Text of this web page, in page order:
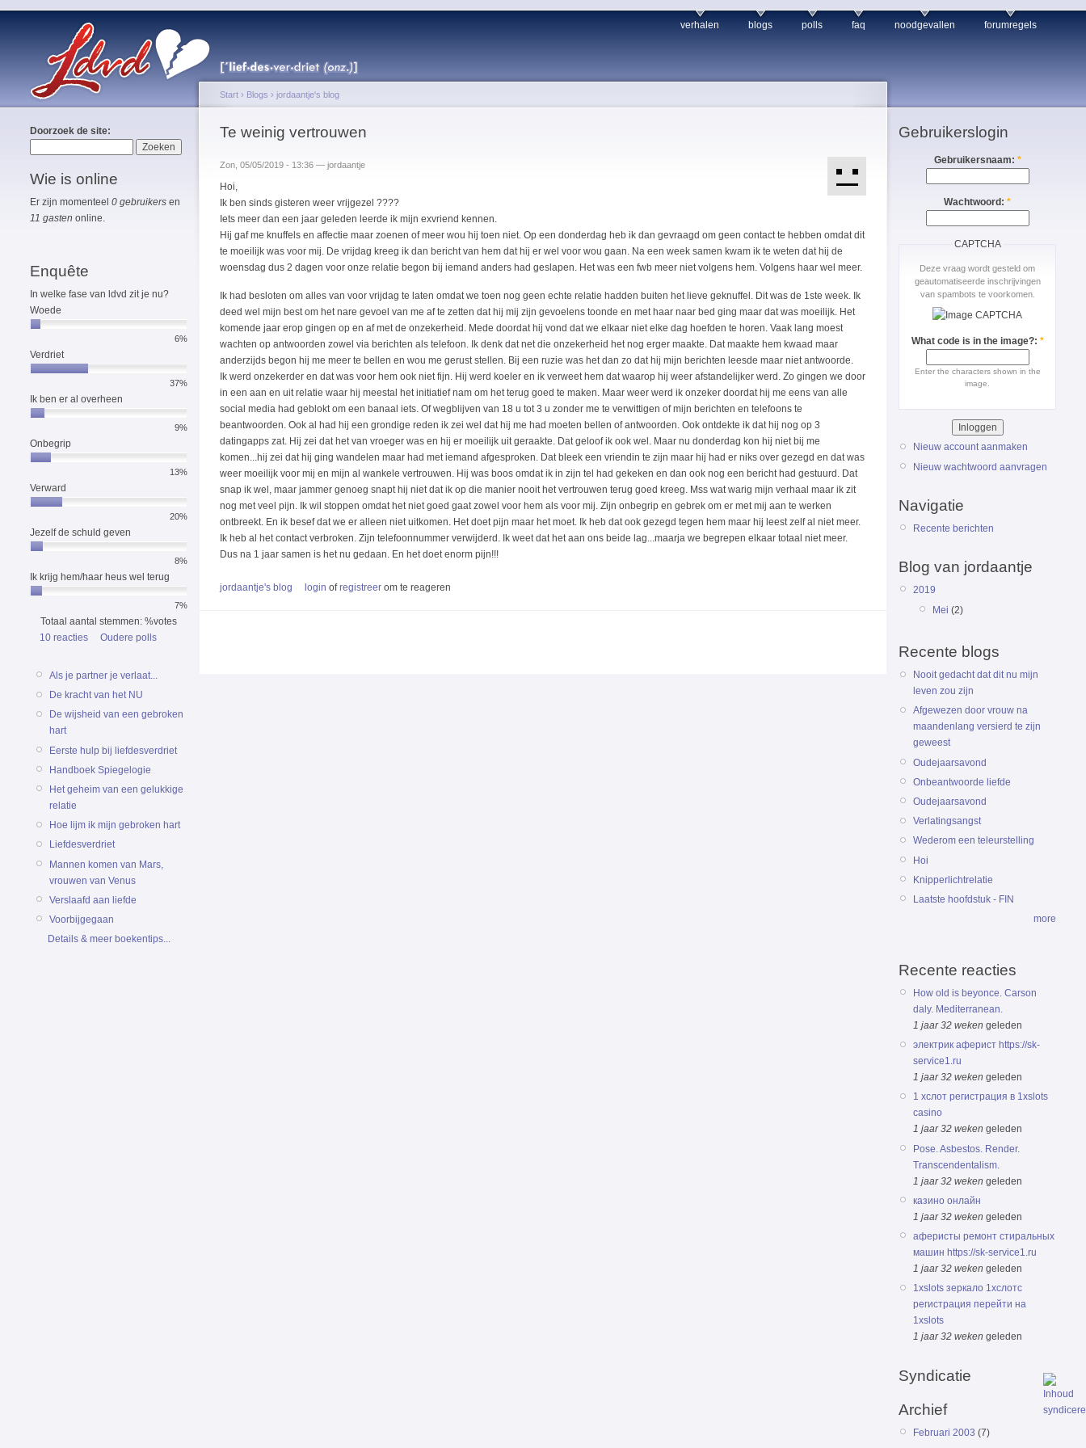
verhalen blogs polls faq noodgevallen forumregels
Doorzoek de site:
Wie is online
Er zijn momenteel 0 gebruikers en
11 gasten online.
Enquête
In welke fase van ldvd zit je nu?
Woede
6%
Verdriet
37%
Ik ben er al overheen
9%
Onbegrip
13%
Verward
20%
Jezelf de schuld geven
8%
Ik krijg hem/haar heus wel terug
7%
Totaal aantal stemmen: %votes
10 reacties
Oudere polls
Als je partner je verlaat...
De kracht van het NU
De wijsheid van een gebroken
hart
Eerste hulp bij liefdesverdriet
Handboek Spiegelogie
Het geheim van een gelukkige
relatie
Hoe lijm ik mijn gebroken hart
Liefdesverdriet
Mannen komen van Mars,
vrouwen van Venus
Verslaafd aan liefde
Voorbijgegaan
Details & meer boekentips...
Start › Blogs › jordaantje's blog
Te weinig vertrouwen
Zon, 05/05/2019 - 13:36 — jordaantje
Hoi,
Ik ben sinds gisteren weer vrijgezel ????
Iets meer dan een jaar geleden leerde ik mijn exvriend kennen.
Hij gaf me knuffels en affectie maar zoenen of meer wou hij toen niet. Op een donderdag heb ik dan gevraagd om geen contact te hebben omdat dit
te moeilijk was voor mij. De vrijdag kreeg ik dan bericht van hem dat hij er wel voor wou gaan. Na een week samen kwam ik te weten dat hij de
woensdag dus 2 dagen voor onze relatie begon bij iemand anders had geslapen. Het was een fwb meer niet volgens hem. Volgens haar wel meer.
Ik had besloten om alles van voor vrijdag te laten omdat we toen nog geen echte relatie hadden buiten het lieve geknuffel. Dit was de 1ste week. Ik
deed wel mijn best om het nare gevoel van me af te zetten dat hij mij zijn gevoelens toonde en met haar naar bed ging maar dat was moeilijk. Het
komende jaar erop gingen op en af met de onzekerheid. Mede doordat hij vond dat we elkaar niet elke dag hoefden te horen. Vaak lang moest
wachten op antwoorden zowel via berichten als telefoon. Ik denk dat net die onzekerheid het nog erger maakte. Dat maakte hem kwaad maar
anderzijds begon hij me meer te bellen en wou me gerust stellen. Bij een ruzie was het dan zo dat hij mijn berichten leesde maar niet antwoorde.
Ik werd onzekerder en dat was voor hem ook niet fijn. Hij werd koeler en ik verweet hem dat waarop hij weer afstandelijker werd. Zo gingen we door
in een aan en uit relatie waar hij meestal het initiatief nam om het terug goed te maken. Maar weer werd ik onzeker doordat hij me eens van alle
social media had geblokt om een banaal iets. Of wegblijven van 18 u tot 3 u zonder me te verwittigen of mijn berichten en telefoons te
beantwoorden. Ook al had hij een grondige reden ik zei wel dat hij me had moeten bellen of antwoorden. Ook ontdekte ik dat hij nog op 3
datingapps zat. Hij zei dat het van vroeger was en hij er moeilijk uit geraakte. Dat geloof ik ook wel. Maar nu donderdag kon hij niet bij me
komen...hij zei dat hij ging wandelen maar had met iemand afgesproken. Dat bleek een vriendin te zijn maar hij had er niks over gezegd en dat was
weer moeilijk voor mij en mijn al wankele vertrouwen. Hij was boos omdat ik in zijn tel had gekeken en dan ook nog een bericht had gestuurd. Dat
snap ik wel, maar jammer genoeg snapt hij niet dat ik op die manier nooit het vertrouwen terug goed kreeg. Mss wat warig mijn verhaal maar ik zit
nog met veel pijn. Ik wil stoppen omdat het niet goed gaat zowel voor hem als voor mij. Zijn onbegrip en gebrek om er met mij aan te werken
ontbreekt. En ik besef dat we er alleen niet uitkomen. Het doet pijn maar het moet. Ik heb dat ook gezegd tegen hem maar hij leest zelf al niet meer.
Ik heb al het contact verbroken. Zijn telefoonnummer verwijderd. Ik weet dat het aan ons beide lag...maarja we begrepen elkaar totaal niet meer.
Dus na 1 jaar samen is het nu gedaan. En het doet enorm pijn!!!
jordaantje's blog login ofregistreer om te reageren
Gebruikerslogin
Gebruikersnaam: *
Wachtwoord: *
CAPTCHA
Deze vraag wordt gesteld om
geautomatiseerde inschrijvingen
van spambots te voorkomen.
What code is in the image?: *
Enter the characters shown in the
image.
Nieuw account aanmaken
Nieuw wachtwoord aanvragen
Navigatie
Recente berichten
Blog van jordaantje
2019
Mei (2)
Recente blogs
Nooit gedacht dat dit nu mijn
leven zou zijn
Afgewezen door vrouw na
maandenlang versierd te zijn
geweest
Oudejaarsavond
Onbeantwoorde liefde
Oudejaarsavond
Verlatingsangst
Wederom een teleurstelling
Hoi
Knipperlichtrelatie
Laatste hoofdstuk - FIN
more
Recente reacties
How old is beyonce. Carson
daly. Mediterranean.
1 jaar 32 weken geleden
электрик аферист https://sk-
service1.ru
1 jaar 32 weken geleden
1 хслот регистрация в 1xslots
casino
1 jaar 32 weken geleden
Pose. Asbestos. Render.
Transcendentalism.
1 jaar 32 weken geleden
казино онлайн
1 jaar 32 weken geleden
аферисты ремонт стиральных
машин https://sk-service1.ru
1 jaar 32 weken geleden
1xslots зеркало 1хслотс
регистрация перейти на
1xslots
1 jaar 32 weken geleden
Syndicatie
Archief
Februari 2003 (7)